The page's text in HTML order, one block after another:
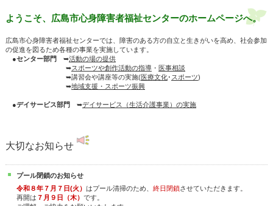
ようこそ、広島市心身障害者福祉センターのホームページへ。
広島市心身障害者福祉センターでは、障害のある方の自立と生きがいを高め、社会参加
の促進を図るため各種の事業を実施しています。
●センター部門 ➥活動の場の提供
➥スポーツや創作活動の指導・ 医事相談
➥講習会や講座等の実施(医療文化･ スポーツ)
➥地域支援・スポーツ振興
●デイサービス部門 ➥デイサービス（生活介護事業）の実施
大切なお知らせ
プール閉鎖のお知らせ
令和８年７月７日(火） はプール清掃のため、 終日閉鎖させていただきます。
再開は ７月９日（木） です。